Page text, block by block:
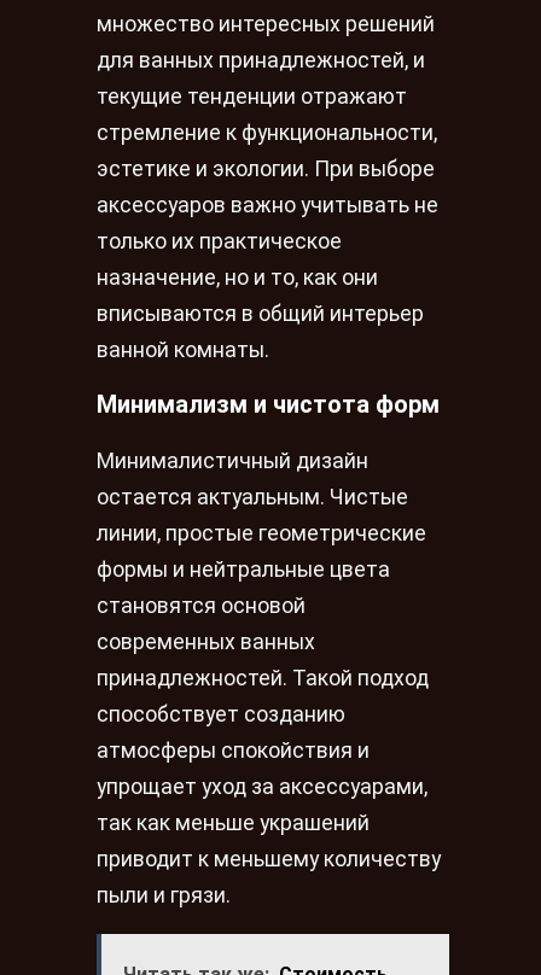
множество интересных решений
для ванных принадлежностей, и
текущие тенденции отражают
стремление к функциональности,
эстетике и экологии. При выборе
аксессуаров важно учитывать не
только их практическое
назначение, но и то, как они
вписываются в общий интерьер
ванной комнаты.
Минимализм и чистота форм
Минималистичный дизайн
остается актуальным. Чистые
линии, простые геометрические
формы и нейтральные цвета
становятся основой
современных ванных
принадлежностей. Такой подход
способствует созданию
атмосферы спокойствия и
упрощает уход за аксессуарами,
так как меньше украшений
приводит к меньшему количеству
пыли и грязи.